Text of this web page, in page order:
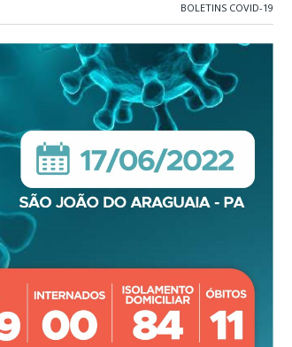
BOLETINS COVID-19